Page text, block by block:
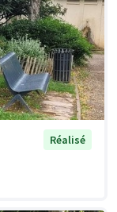
Réalisé